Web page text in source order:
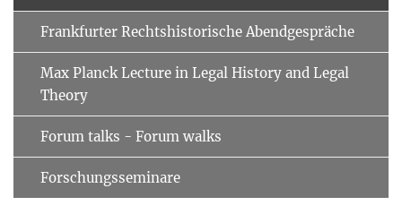
Frankfurter Rechtshistorische Abendgespräche
Max Planck Lecture in Legal History and Legal
Theory
Forum talks - Forum walks
Forschungsseminare